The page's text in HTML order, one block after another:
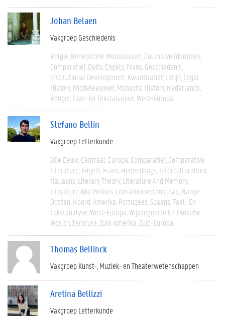
Johan Belaen
Vakgroep Geschiedenis
België Benedictine Monasticism Collective Identities
Comparatief Duits Engels Frans Geschiedenis
Institutional Development Kwantitatief Latijn Legal
History Middeleeuwen Monastic History Nederlands
Religie Taal- En Tekstanalyse West-Europa
Stefano Bellin
Vakgroep Letterkunde
20e Eeuw Centraal-Europa Comparatief Comparative
Literature Engels Frans Hedendaags Interculturaliteit
Italiaans Literary Theory Literature And Memory
Literature And Politics Literatuurwetenschap Nabije
Oosten Noord-Amerika Portugees Spaans Taal- En
Tekstanalyse West-Europa Wijsbegeerte En Filosofie
World Literature Zuid-Amerika Zuid-Europa
Thomas Bellinck
Vakgroep Kunst-, Muziek- en Theaterwetenschappen
Aretina Bellizzi
Vakgroep Letterkunde